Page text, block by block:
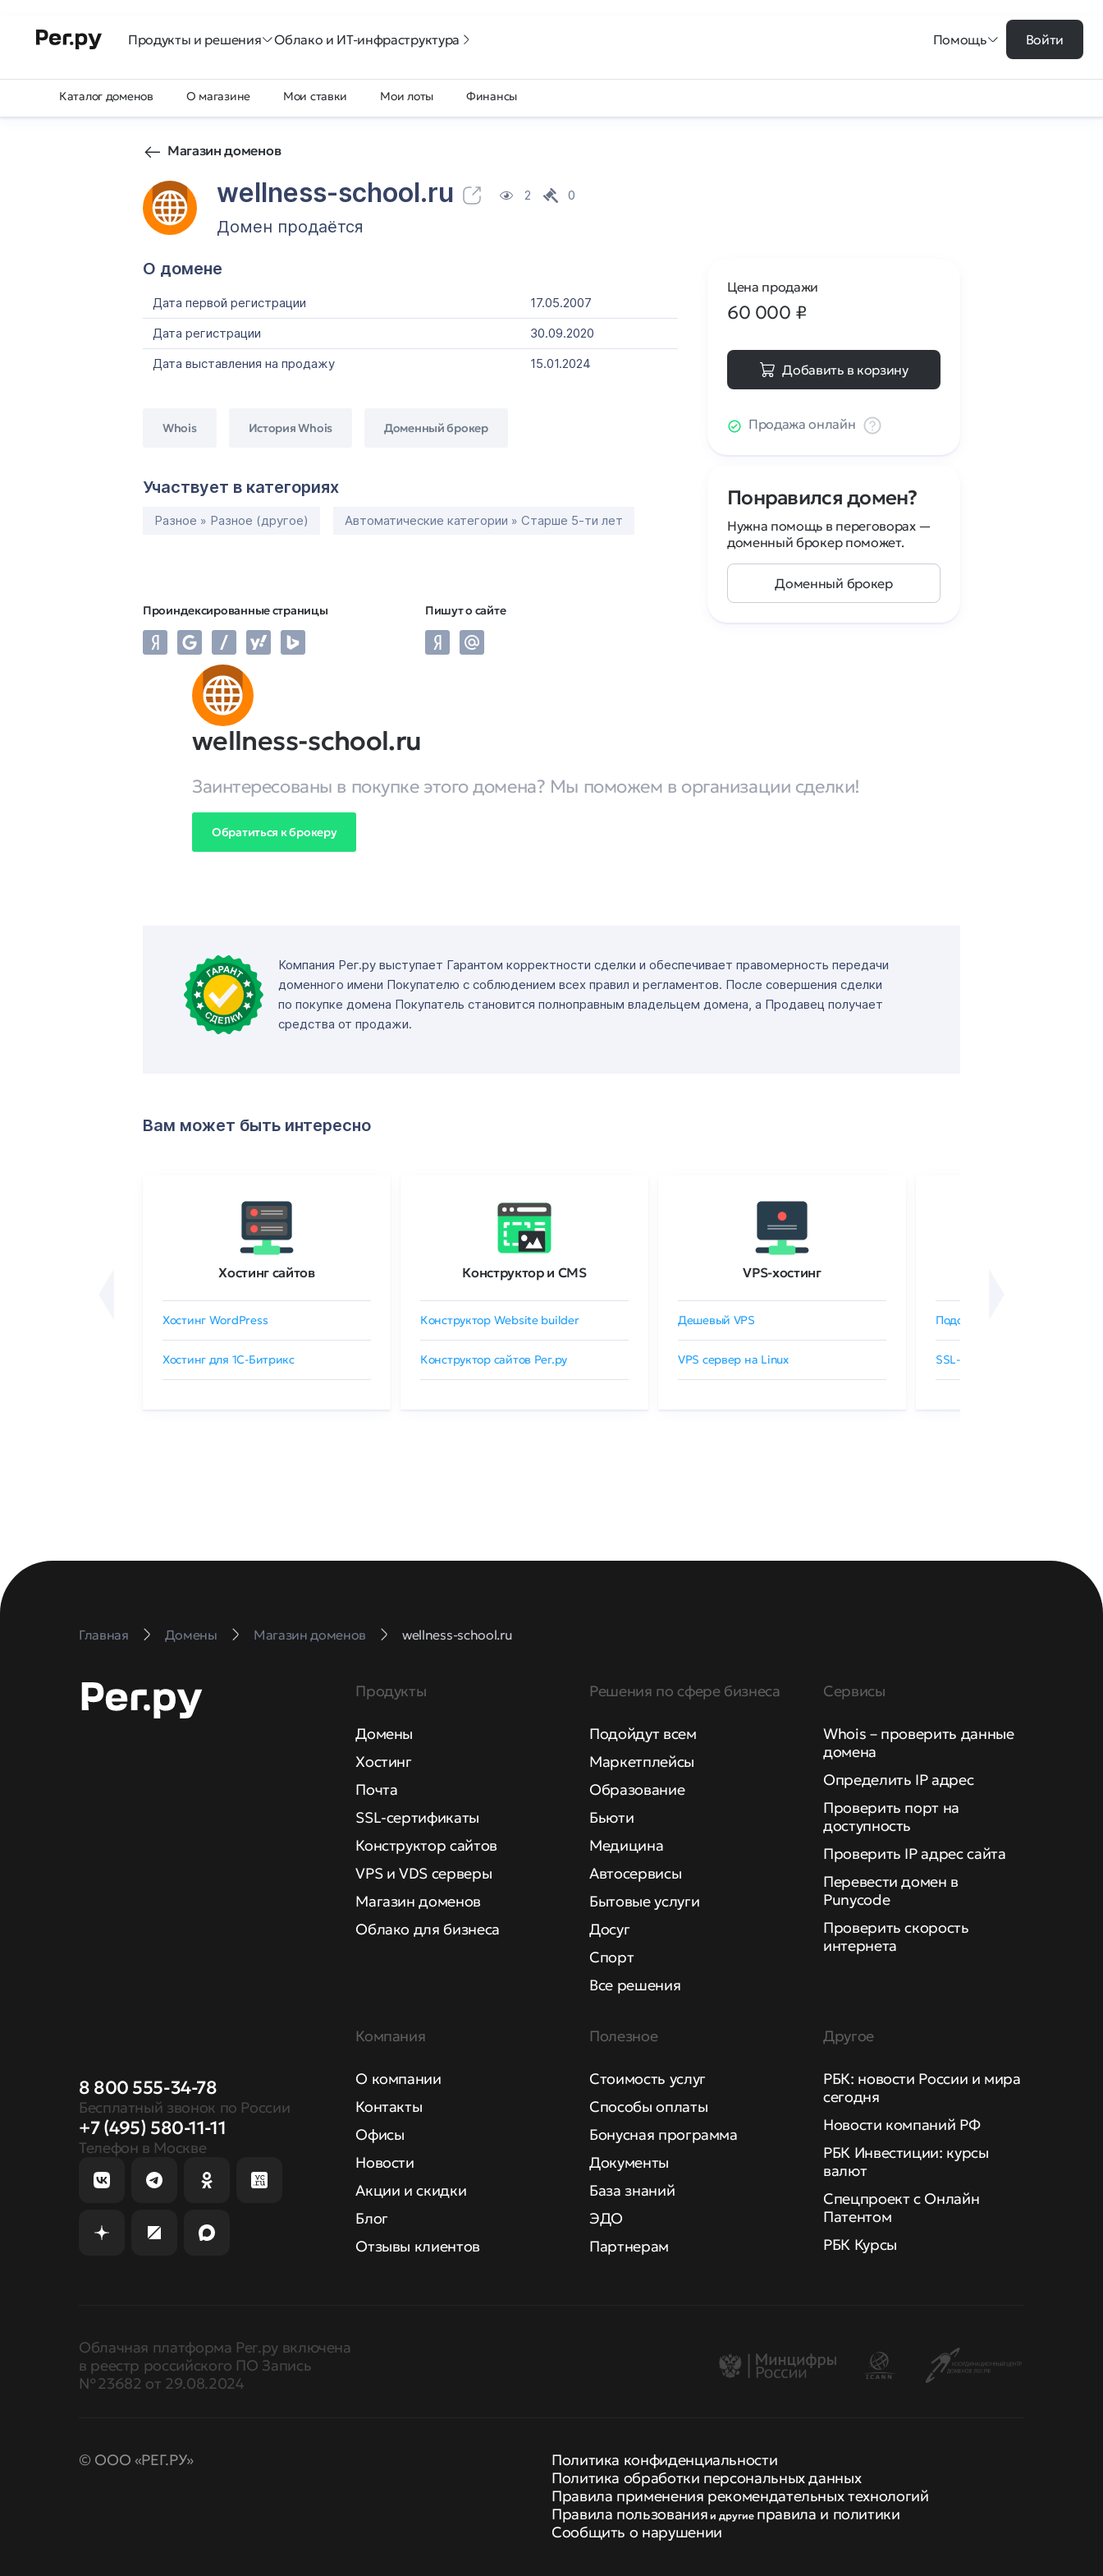
Продукты и решения Облако и ИТ-инфраструктура Помощь Войти
Каталог доменов О магазине Мои ставки Мои лоты Финансы
Магазин доменов
wellness-school.ru 2 0
Домен продаётся
О домене
Дата первой регистрации
17.05.2007
Дата регистрации
30.09.2020
Дата выставления на продажу
15.01.2024
Whois История Whois Доменный брокер
Участвует в категориях
Разное » Разное (другое) Автоматические категории » Старше 5-ти лет
Проиндексированные страницы Пишут о сайте
Цена продажи
60 000 ₽
Добавить в корзину
Продажа онлайн
Понравился домен?
Нужна помощь в переговорах —
доменный брокер поможет.
Доменный брокер
wellness-school.ru
Заинтересованы в покупке этого домена? Мы поможем в организации сделки!
Обратиться к брокеру
Компания Рег.ру выступает Гарантом корректности сделки и обеспечивает правомерность передачи
доменного имени Покупателю с соблюдением всех правил и регламентов. После совершения сделки
по покупке домена Покупатель становится полноправным владельцем домена, а Продавец получает
средства от продажи.
Вам может быть интересно
Хостинг сайтов
Хостинг WordPress
Хостинг для 1C-Битрикс
Конструктор и CMS
Конструктор Website builder
Конструктор сайтов Рег.ру
VPS-хостинг
Дешевый VPS
VPS сервер на Linux
Подобрать SSL-сертификат
SSL-сертификаты GlobalSign
Главная Домены Магазин доменов wellness-school.ru
8 800 555-34-78
Бесплатный звонок по России
+7 (495) 580-11-11
Телефон в Москве
Продукты
Домены
Хостинг
Почта
SSL-сертификаты
Конструктор сайтов
VPS и VDS серверы
Магазин доменов
Облако для бизнеса
Решения по сфере бизнеса
Подойдут всем
Маркетплейсы
Образование
Бьюти
Медицина
Автосервисы
Бытовые услуги
Досуг
Спорт
Все решения
Сервисы
Whois – проверить данные
домена
Определить IP адрес
Проверить порт на
доступность
Проверить IP адрес сайта
Перевести домен в
Punycode
Проверить скорость
интернета
Компания
О компании
Контакты
Офисы
Новости
Акции и скидки
Блог
Отзывы клиентов
Полезное
Стоимость услуг
Способы оплаты
Бонусная программа
Документы
База знаний
ЭДО
Партнерам
Другое
РБК: новости России и мира
сегодня
Новости компаний РФ
РБК Инвестиции: курсы
валют
Спецпроект с Онлайн
Патентом
РБК Курсы
Облачная платформа Рег.ру включена
в реестр российского ПО Запись
№ 23682 от 29.08.2024
© ООО «РЕГ.РУ»
Политика конфиденциальности
Политика обработки персональных данных
Правила применения рекомендательных технологий
Правила пользования и другие правила и политики
Сообщить о нарушении